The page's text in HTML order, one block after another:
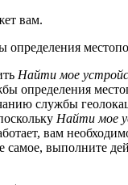
вам.
определения
Найти мое
определения
службы
Найти мое
вам
самое, выполните